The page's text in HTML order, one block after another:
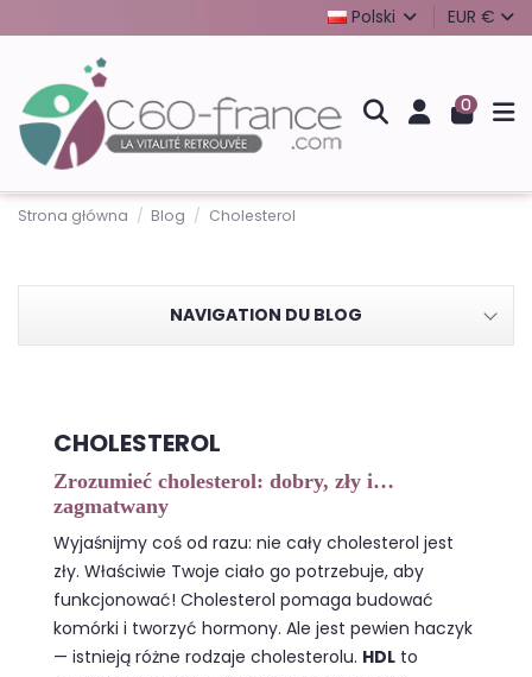
Polski EUR €
0
Strona główna Blog Cholesterol
NAVIGATION DU BLOG
CHOLESTEROL
Zrozumieć cholesterol: dobry, zły i…
zagmatwany
Wyjaśnijmy coś od razu: nie cały cholesterol jest
zły. Właściwie Twoje ciało go potrzebuje, aby
funkcjonować! Cholesterol pomaga budować
komórki i tworzyć hormony. Ale jest pewien haczyk
— istnieją różne rodzaje cholesterolu. HDL to